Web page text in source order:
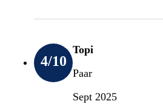
4/10
Topi
Paar
Sept 2025